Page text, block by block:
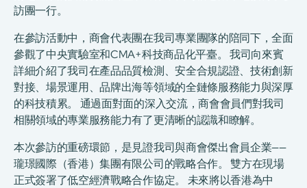
訪團一行。
在參訪活動中，商會代表團在我司專業團隊的陪同下，全面
參觀了中央實驗室和CMA+科技商品化平臺。 我司向來賓
詳細介紹了我司在產品品質檢測、安全合規認證、技術創新
對接、場景運用、品牌出海等領域的全鏈條服務能力與深厚
的科技積累。 通過面對面的深入交流，商會會員們對我司
相關領域的專業服務能力有了更清晰的認識和瞭解。
本次參訪的重磅環節，是見證我司與商會傑出會員企業——
瓏璟國際（香港）集團有限公司的戰略合作。 雙方在現場
正式簽署了低空經濟戰略合作協定。 未來將以香港為中